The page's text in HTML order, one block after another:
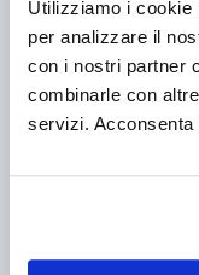
Utilizziamo i cookie
per analizzare il
con i nostri partner
combinarle con
servizi.